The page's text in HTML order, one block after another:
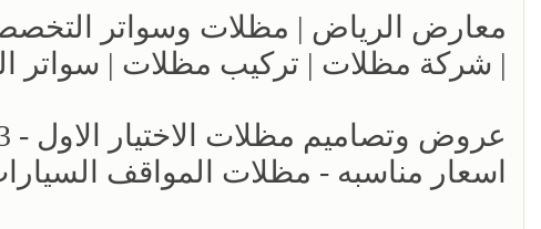
| شركة مظلات | تركيب مظلات | سواتر
اسعار مناسبه - مظلات المواقف